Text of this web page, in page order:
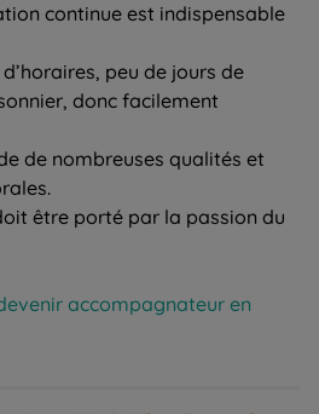
continue est indispensable
peu de jours de
donc facilement
de nombreuses qualités et
être porté par la passion du
accompagnateur en